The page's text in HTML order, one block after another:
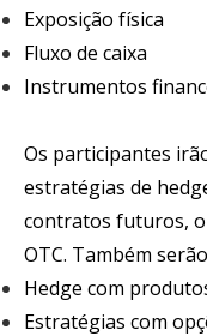
Exposição física
Fluxo de caixa
Instrumentos
Os participantes
estratégias de
contratos futuros,
OTC. Também
Hedge com
Estratégias com